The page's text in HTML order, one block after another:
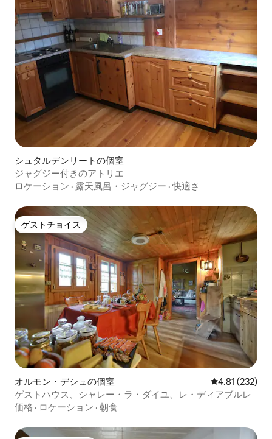
シュタルデンリートの個室
ジャグジー付きのアトリエ
ロケーション · 露天風呂・ジャグジー ·快適さ
ゲストチョイス
ゲストチョイス
オルモン・デシュの個室 レビュー232
4.81 (232)
ゲストハウス、シャレー・ラ・ダイユ、レ・ディアブルレ
価格 · ロケーション · 朝食